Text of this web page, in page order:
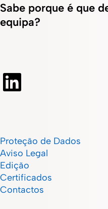
Sabe porque é que
equipa?
Proteção de Dados
Aviso Legal
Edição
Certificados
Contactos